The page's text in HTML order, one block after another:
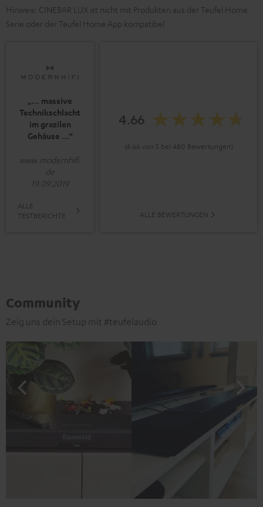
Hinweis: CINEBAR LUX ist nicht mit Produkten aus der Teufel Home
Serie oder der Teufel Home App kompatibel
„… massive
Technikschlacht
im grazilen
Gehäuse …“
www.modernhifi.
de
19.09.2019
ALLE
TESTBERICHTE
4.66
(4.66 von 5 bei 480 Bewertungen)
ALLE BEWERTUNGEN
Community
Zeig uns dein Setup mit #teufelaudio